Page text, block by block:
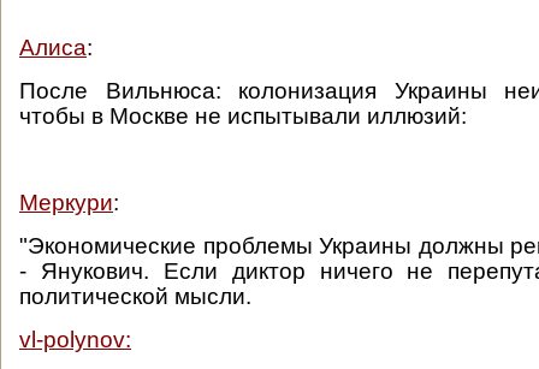
Алиса:
После Вильнюса: колонизация Украины
чтобы в Москве не испытывали иллюзий:
Меркури:
"Экономические проблемы Украины должны
- Янукович. Если диктор ничего не
политической мысли.
vl-polynov: